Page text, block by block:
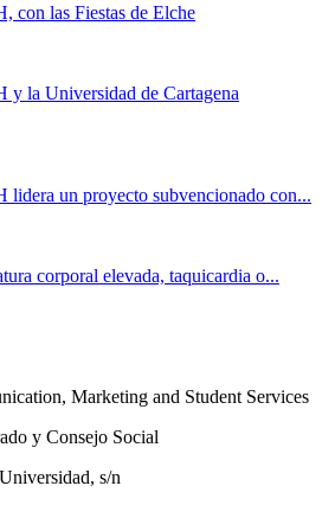
con las Fiestas de Elche
y la Universidad de Cartagena
lidera un proyecto subvencionado con...
corporal elevada, taquicardia o...
Marketing and Student Services
y Consejo Social
s/n